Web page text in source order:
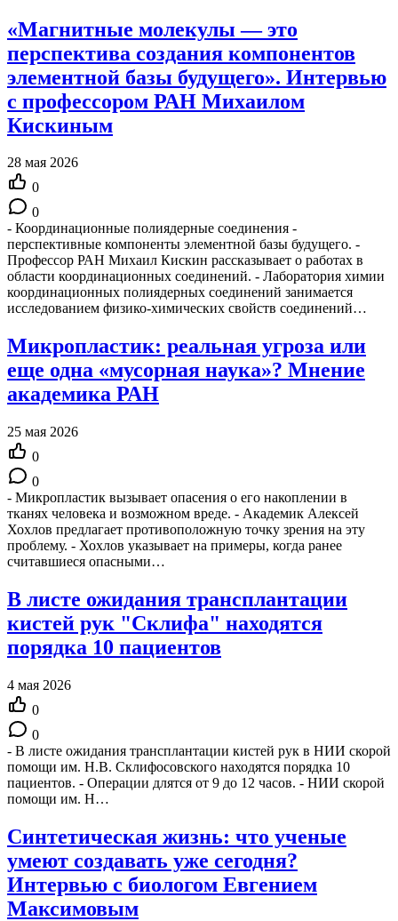
«Магнитные молекулы — это
перспектива создания компонентов
элементной базы будущего». Интервью
с профессором РАН Михаилом
Кискиным
28 мая 2026
0
0
- Координационные полиядерные соединения -
перспективные компоненты элементной базы будущего. -
Профессор РАН Михаил Кискин рассказывает о работах в
области координационных соединений. - Лаборатория химии
координационных полиядерных соединений занимается
исследованием физико-химических свойств соединений…
Микропластик: реальная угроза или
еще одна «мусорная наука»? Мнение
академика РАН
25 мая 2026
0
0
- Микропластик вызывает опасения о его накоплении в
тканях человека и возможном вреде. - Академик Алексей
Хохлов предлагает противоположную точку зрения на эту
проблему. - Хохлов указывает на примеры, когда ранее
считавшиеся опасными…
В листе ожидания трансплантации
кистей рук "Склифа" находятся
порядка 10 пациентов
4 мая 2026
0
0
- В листе ожидания трансплантации кистей рук в НИИ скорой
помощи им. Н.В. Склифосовского находятся порядка 10
пациентов. - Операции длятся от 9 до 12 часов. - НИИ скорой
помощи им. Н…
Синтетическая жизнь: что ученые
умеют создавать уже сегодня?
Интервью с биологом Евгением
Максимовым